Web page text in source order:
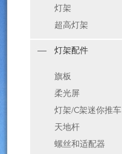
灯架
超高灯架
灯架配件
旗板
柔光屏
灯架/C架迷你推车
天地杆
螺丝和适配器